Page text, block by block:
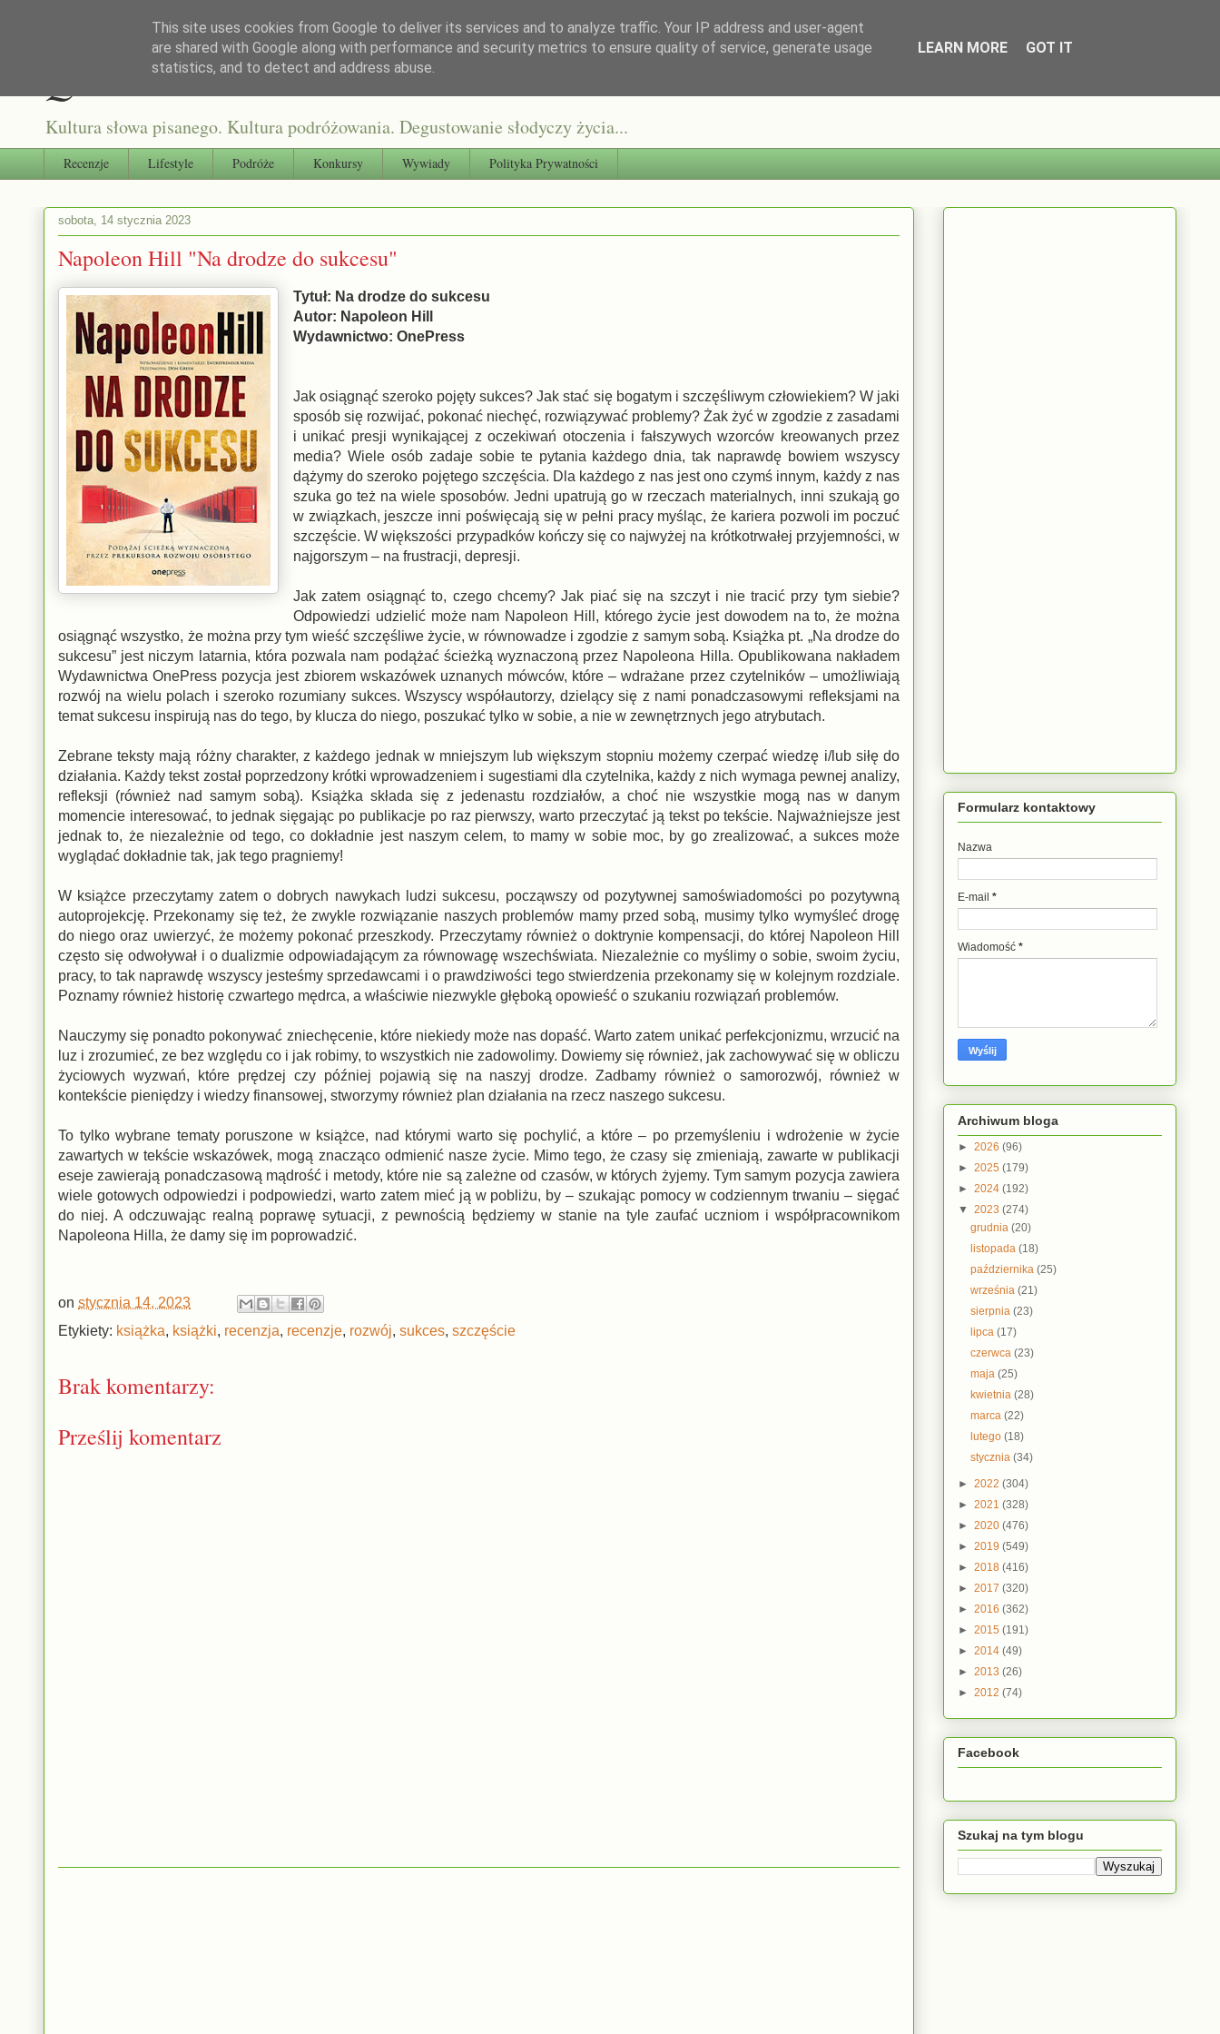
Qultura słowa
Kultura słowa pisanego. Kultura podróżowania. Degustowanie słodyczy życia...
Recenzje Lifestyle Podróże Konkursy Wywiady Polityka Prywatności
sobota, 14 stycznia 2023
Napoleon Hill "Na drodze do sukcesu"
Tytuł: Na drodze do sukcesu
Autor: Napoleon Hill
Wydawnictwo: OnePress
Jak osiągnąć szeroko pojęty sukces? Jak stać się bogatym i szczęśliwym człowiekiem? W jaki
sposób się rozwijać, pokonać niechęć, rozwiązywać problemy? Żak żyć w zgodzie z zasadami
i unikać presji wynikającej z oczekiwań otoczenia i fałszywych wzorców kreowanych przez
media? Wiele osób zadaje sobie te pytania każdego dnia, tak naprawdę bowiem wszyscy
dążymy do szeroko pojętego szczęścia. Dla każdego z nas jest ono czymś innym, każdy z nas
szuka go też na wiele sposobów. Jedni upatrują go w rzeczach materialnych, inni szukają go
w związkach, jeszcze inni poświęcają się w pełni pracy myśląc, że kariera pozwoli im poczuć
szczęście. W większości przypadków kończy się co najwyżej na krótkotrwałej przyjemności, w
najgorszym – na frustracji, depresji.
Jak zatem osiągnąć to, czego chcemy? Jak piać się na szczyt i nie tracić przy tym siebie?
Odpowiedzi udzielić może nam Napoleon Hill, którego życie jest dowodem na to, że można
osiągnąć wszystko, że można przy tym wieść szczęśliwe życie, w równowadze i zgodzie z samym sobą. Książka pt. „Na drodze do
sukcesu” jest niczym latarnia, która pozwala nam podążać ścieżką wyznaczoną przez Napoleona Hilla. Opublikowana nakładem
Wydawnictwa OnePress pozycja jest zbiorem wskazówek uznanych mówców, które – wdrażane przez czytelników – umożliwiają
rozwój na wielu polach i szeroko rozumiany sukces. Wszyscy współautorzy, dzielący się z nami ponadczasowymi refleksjami na
temat sukcesu inspirują nas do tego, by klucza do niego, poszukać tylko w sobie, a nie w zewnętrznych jego atrybutach.
Zebrane teksty mają różny charakter, z każdego jednak w mniejszym lub większym stopniu możemy czerpać wiedzę i/lub siłę do
działania. Każdy tekst został poprzedzony krótki wprowadzeniem i sugestiami dla czytelnika, każdy z nich wymaga pewnej analizy,
refleksji (również nad samym sobą). Książka składa się z jedenastu rozdziałów, a choć nie wszystkie mogą nas w danym
momencie interesować, to jednak sięgając po publikacje po raz pierwszy, warto przeczytać ją tekst po tekście. Najważniejsze jest
jednak to, że niezależnie od tego, co dokładnie jest naszym celem, to mamy w sobie moc, by go zrealizować, a sukces może
wyglądać dokładnie tak, jak tego pragniemy!
W książce przeczytamy zatem o dobrych nawykach ludzi sukcesu, począwszy od pozytywnej samoświadomości po pozytywną
autoprojekcję. Przekonamy się też, że zwykle rozwiązanie naszych problemów mamy przed sobą, musimy tylko wymyśleć drogę
do niego oraz uwierzyć, że możemy pokonać przeszkody. Przeczytamy również o doktrynie kompensacji, do której Napoleon Hill
często się odwoływał i o dualizmie odpowiadającym za równowagę wszechświata. Niezależnie co myślimy o sobie, swoim życiu,
pracy, to tak naprawdę wszyscy jesteśmy sprzedawcami i o prawdziwości tego stwierdzenia przekonamy się w kolejnym rozdziale.
Poznamy również historię czwartego mędrca, a właściwie niezwykle głęboką opowieść o szukaniu rozwiązań problemów.
Nauczymy się ponadto pokonywać zniechęcenie, które niekiedy może nas dopaść. Warto zatem unikać perfekcjonizmu, wrzucić na
luz i zrozumieć, ze bez względu co i jak robimy, to wszystkich nie zadowolimy. Dowiemy się również, jak zachowywać się w obliczu
życiowych wyzwań, które prędzej czy później pojawią się na naszyj drodze. Zadbamy również o samorozwój, również w
kontekście pieniędzy i wiedzy finansowej, stworzymy również plan działania na rzecz naszego sukcesu.
To tylko wybrane tematy poruszone w książce, nad którymi warto się pochylić, a które – po przemyśleniu i wdrożenie w życie
zawartych w tekście wskazówek, mogą znacząco odmienić nasze życie. Mimo tego, że czasy się zmieniają, zawarte w publikacji
eseje zawierają ponadczasową mądrość i metody, które nie są zależne od czasów, w których żyjemy. Tym samym pozycja zawiera
wiele gotowych odpowiedzi i podpowiedzi, warto zatem mieć ją w pobliżu, by – szukając pomocy w codziennym trwaniu – sięgać
do niej. A odczuwając realną poprawę sytuacji, z pewnością będziemy w stanie na tyle zaufać uczniom i współpracownikom
Napoleona Hilla, że damy się im poprowadzić.
on stycznia 14, 2023
Etykiety: książka, książki, recenzja, recenzje, rozwój, sukces, szczęście
Brak komentarzy:
Prześlij komentarz
Formularz kontaktowy
Nazwa
E-mail *
Wiadomość *
Archiwum bloga
► 2026 (96)
► 2025 (179)
► 2024 (192)
▼ 2023 (274)
grudnia(20)
listopada(18)
października(25)
września(21)
sierpnia(23)
lipca(17)
czerwca(23)
maja(25)
kwietnia(28)
marca(22)
lutego(18)
stycznia(34)
► 2022 (304)
► 2021 (328)
► 2020 (476)
► 2019 (549)
► 2018 (416)
► 2017 (320)
► 2016 (362)
► 2015 (191)
► 2014 (49)
► 2013 (26)
► 2012 (74)
Facebook
Szukaj na tym blogu
This site uses cookies from Google to deliver its services and to analyze traffic. Your IP address and user-agent
are shared with Google along with performance and security metrics to ensure quality of service, generate usage
statistics, and to detect and address abuse.
LEARN MORE GOT IT